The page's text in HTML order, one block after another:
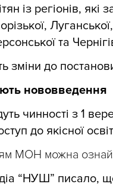
із регіонів,
та
зміни до
нововведення
чинності з 1
до якісної
МОН можна
“НУШ” писало,